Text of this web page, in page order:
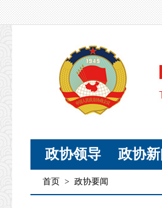
政协领导 政协新
首页 > 政协要闻